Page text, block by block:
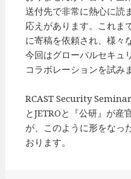
送付先で非常に熱心に読
応えがあります。これま
に寄稿を依頼され、様々
今回はグローバルセキュ
コラボレーションを試み
RCAST Security
とJETROと『公研』が産
が、このように形をなっ
おります。